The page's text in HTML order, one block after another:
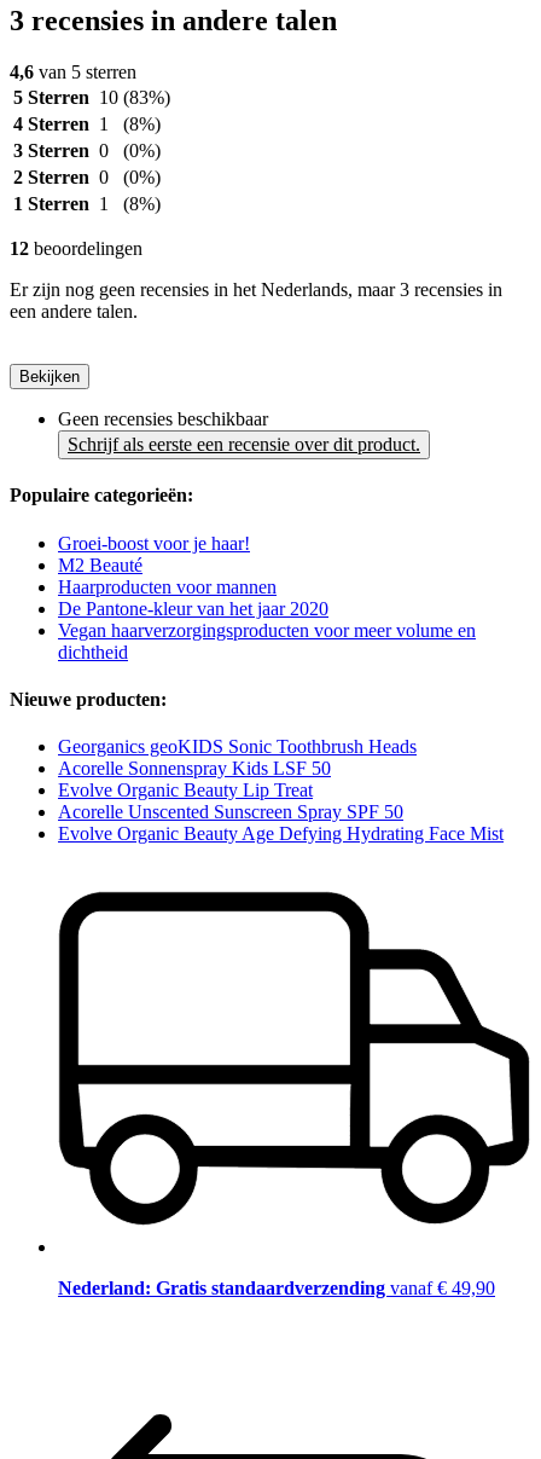
3 recensies in andere talen
4,6 van 5 sterren
5 Sterren 10 (83%)
4 Sterren 1
(8%)
3 Sterren 0
(0%)
2 Sterren 0
(0%)
1 Sterren 1 (8%)
12 beoordelingen
Er zijn nog geen recensies in het Nederlands, maar 3 recensies in
een andere talen.
Bekijken
Geen recensies beschikbaar
Schrijf als eerste een recensie over dit product.
Populaire categorieën:
Groei-boost voor je haar!
M2 Beauté
Haarproducten voor mannen
De Pantone-kleur van het jaar 2020
Vegan haarverzorgingsproducten voor meer volume en
dichtheid
Nieuwe producten:
Georganics geoKIDS Sonic Toothbrush Heads
Acorelle Sonnenspray Kids LSF 50
Evolve Organic Beauty Lip Treat
Acorelle Unscented Sunscreen Spray SPF 50
Evolve Organic Beauty Age Defying Hydrating Face Mist
Nederland: Gratis standaardverzending vanaf € 49,90